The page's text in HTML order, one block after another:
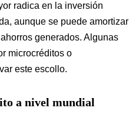
radica en la inversión
aunque se puede amortizar
generados. Algunas
microcréditos o
este escollo.
a nivel mundial